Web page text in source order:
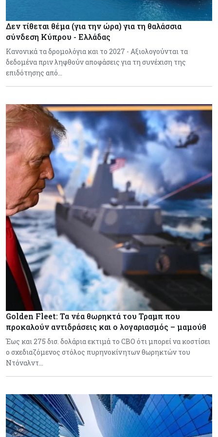
Δεν τίθεται θέμα (για την ώρα) για τη θαλάσσια
σύνδεση Κύπρου - Ελλάδας
Κανονικά τα δρομολόγια και το 2027 - Αξιολογούνται τα
δεδομένα πριν ληφθούν αποφάσεις για τη συνέχιση της
επιδότησης από…
Golden Fleet: Τα νέα θωρηκτά του Τραμπ που
προκαλούν αντιδράσεις και ο λογαριασμός – μαμούθ
Έως και 275 δισ. δολάρια εκτιμά το CBO ότι μπορεί να κοστίσει
ο σχεδιαζόμενος στόλος πυρηνοκίνητων θωρηκτών του
Ντόναλντ…